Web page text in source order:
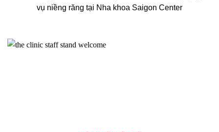
vụ niềng răng tại Nha khoa Saigon Center